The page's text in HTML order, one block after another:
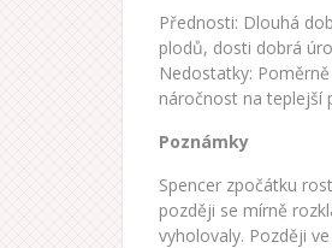
Přednosti: Dlouhá
plodů, dosti dobrá
Nedostatky:
náročnost na teplejší
Poznámky
Spencer zpočátku
později se mírně
vyholovaly. Později